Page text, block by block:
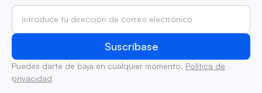
Puedes darte de baja en cualquier momento. Política de
privacidad